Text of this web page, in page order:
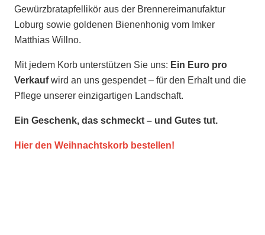
Gewürzbratapfellikör aus der Brennereimanufaktur
Loburg sowie goldenen Bienenhonig vom Imker
Matthias Willno.
Mit jedem Korb unterstützen Sie uns: Ein Euro pro
Verkaufwird an uns gespendet – für den Erhalt und die
Pflege unserer einzigartigen Landschaft.
Ein Geschenk, das schmeckt – und Gutes tut.
Hier den Weihnachtskorb bestellen!